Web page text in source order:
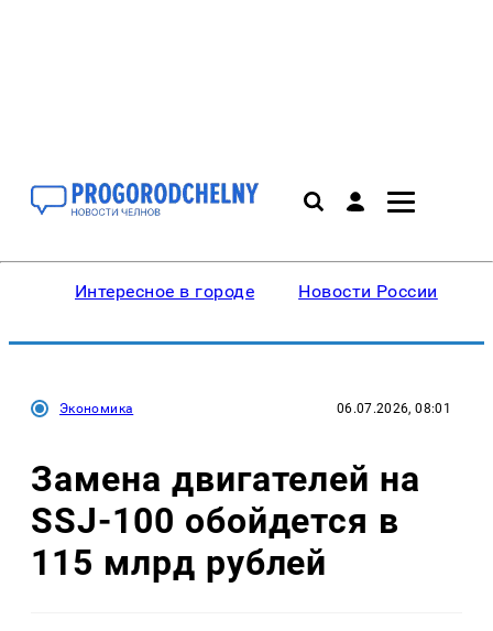
Интересное в городе Новости России
Экономика 06.07.2026, 08:01
Замена двигателей на
SSJ-100 обойдется в
115 млрд рублей